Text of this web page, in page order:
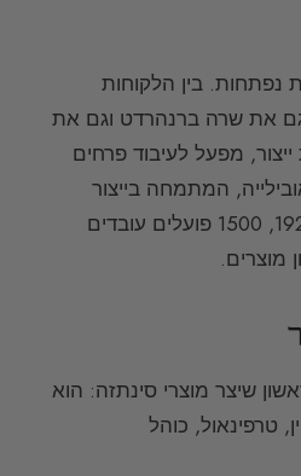
נפתחות. בין הלקוחות
גם את שרה ברנהרדט וגם את
מפעל לעיבוד פרחים
המתמחה בייצור
מוצרי קוסמטיקה שונים. ב-1926, 1500 פועלים עובדים
שיצר מוצרי סינתזה: הוא
טרפינאול, כוהל